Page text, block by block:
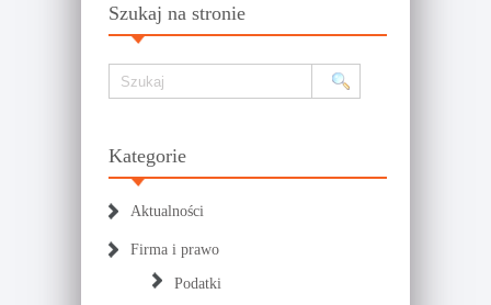
Szukaj na stronie
Kategorie
Aktualności
Firma i prawo
Podatki